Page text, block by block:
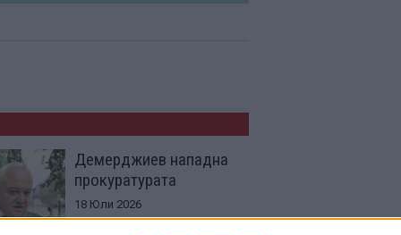
Демерджиев нападна
прокуратурата
18 Юли 2026